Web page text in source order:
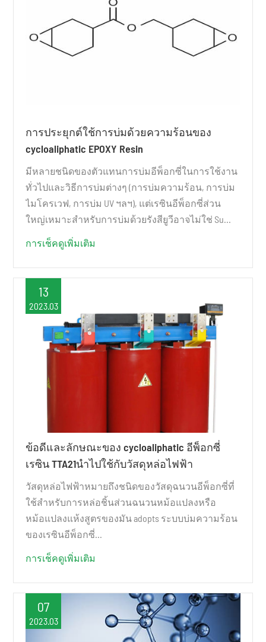
การประยุกต์ใช้การบ่มด้วยความร้อนของ
cycloaliphatic EPOXY Resin
มีหลายชนิดของตัวแทนการบ่มอีพ็อกซี่ในการใช้งาน
ทั่วไปและวิธีการบ่มต่างๆ (การบ่มความร้อน, การบ่ม
ไมโครเวฟ, การบ่ม UV ฯลฯ), แต่เรซินอีพ็อกซี่ส่วน
ใหญ่เหมาะสำหรับการบ่มด้วยรังสียูวีอาจไม่ใช่ Su...
การเช็คดูเพิ่มเติม
13
2023.03
ข้อดีและลักษณะของ cycloaliphatic อีพ็อกซี่
เรซิน TTA21นำไปใช้กับวัสดุหล่อไฟฟ้า
วัสดุหล่อไฟฟ้าหมายถึงชนิดของวัสดุฉนวนอีพ็อกซี่ที่
ใช้สำหรับการหล่อชิ้นส่วนฉนวนหม้อแปลงหรือ
หม้อแปลงแห้งสูตรของมัน adopts ระบบบ่มความร้อน
ของเรซินอีพ็อกซี่...
การเช็คดูเพิ่มเติม
07
2023.03